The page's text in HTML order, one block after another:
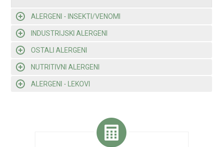
ALERGENI - INSEKTI/VENOMI
INDUSTRIJSKI ALERGENI
OSTALI ALERGENI
NUTRITIVNI ALERGENI
ALERGENI - LEKOVI